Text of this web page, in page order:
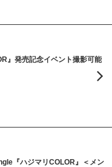
』発売記念イベント撮影可能
『ハジマリCOLOR』＜メン